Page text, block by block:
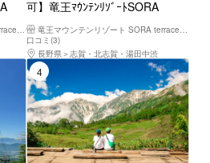
竜王マウンテンリゾート SORA terrace（ソラテラス）
可】竜王ﾏｳﾝﾃﾝﾘｿﾞｰﾄSORA
1日 9/30迄
竜王マウンテンリゾート SORA terrace（ソラテラス）
口コミ(3)
長野県
志賀・北志賀・湯田中渋